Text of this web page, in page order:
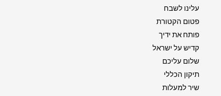
עלינו לשבח
פטום הקטורת
פותח את ידיך
קדיש על ישראל
שלום עליכם
תיקון הכללי
שיר למעלות